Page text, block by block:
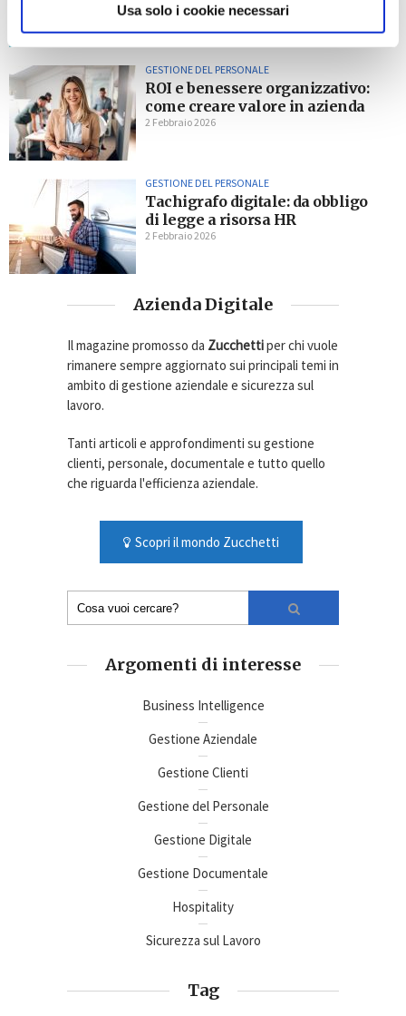
Usa solo i cookie necessari
2 Febbraio 2026
GESTIONE DEL PERSONALE
ROI e benessere organizzativo:
come creare valore in azienda
2 Febbraio 2026
GESTIONE DEL PERSONALE
Tachigrafo digitale: da obbligo
di legge a risorsa HR
2 Febbraio 2026
Azienda Digitale
Il magazine promosso da Zucchettiper chi vuole
rimanere sempre aggiornato sui principali temi in
ambito di gestione aziendale e sicurezza sul
lavoro.
Tanti articoli e approfondimenti su gestione
clienti, personale, documentale e tutto quello
che riguarda l'efficienza aziendale.
Scopri il mondo Zucchetti
Argomenti di interesse
Business Intelligence
Gestione Aziendale
Gestione Clienti
Gestione del Personale
Gestione Digitale
Gestione Documentale
Hospitality
Sicurezza sul Lavoro
Tag